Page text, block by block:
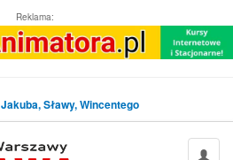
Reklama:
Jakuba, Sławy, Wincentego